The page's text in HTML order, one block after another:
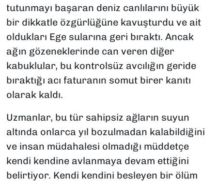
tutunmayı başaran deniz canlılarını büyük
bir dikkatle özgürlüğüne kavuşturdu ve ait
oldukları Ege sularına geri bıraktı. Ancak
ağın gözeneklerinde can veren diğer
kabuklular, bu kontrolsüz avcılığın geride
bıraktığı acı faturanın somut birer kanıtı
olarak kaldı.
Uzmanlar, bu tür sahipsiz ağların suyun
altında onlarca yıl bozulmadan kalabildiğini
ve insan müdahalesi olmadığı müddetçe
kendi kendine avlanmaya devam ettiğini
belirtiyor. Kendi kendini besleyen bir ölüm